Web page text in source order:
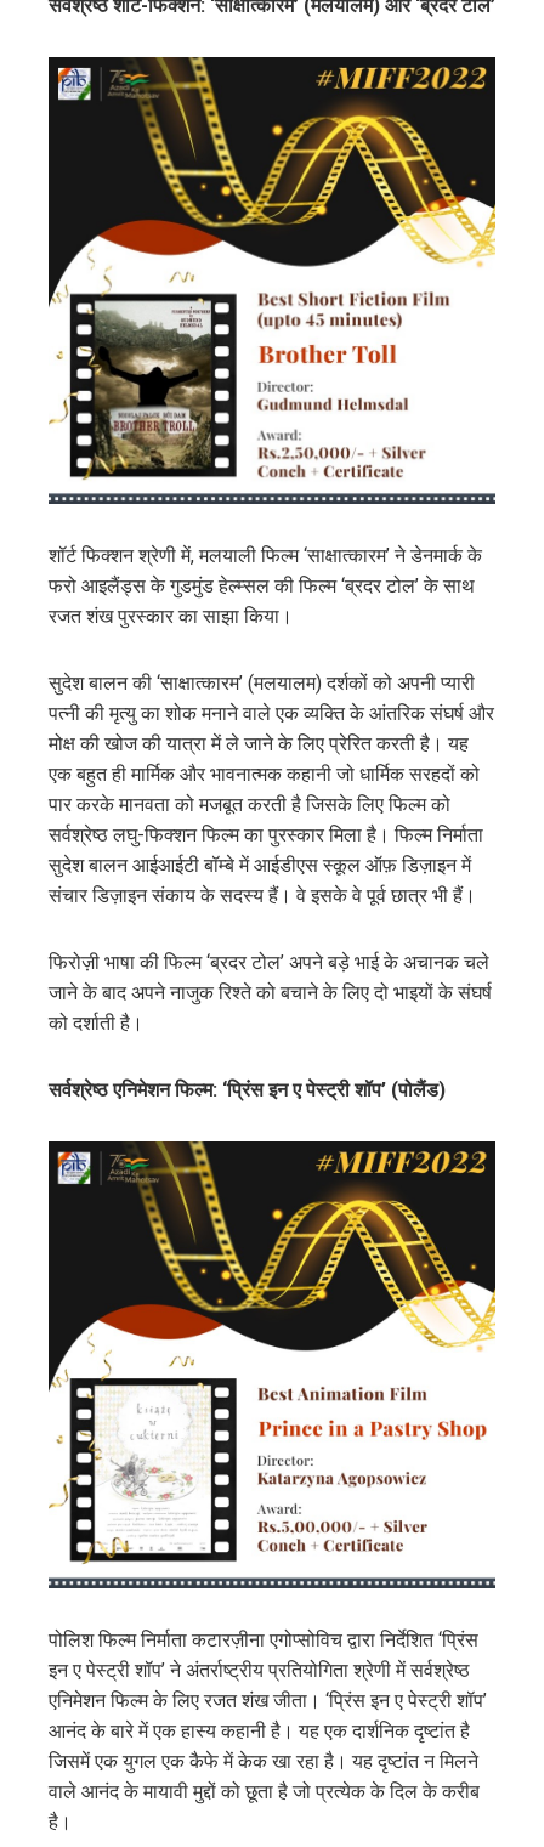
सर्वश्रेष्ठ शॉर्ट-फिक्शन: ‘साक्षात्कारम’ (मलयालम) और ‘ब्रदर टोल’
शॉर्ट फिक्शन श्रेणी में, मलयाली फिल्म ‘साक्षात्कारम’ ने डेनमार्क के
फरो आइलैंड्स के गुडमुंड हेल्म्सल की फिल्म ‘ब्रदर टोल’ के साथ
रजत शंख पुरस्कार का साझा किया।
सुदेश बालन की ‘साक्षात्कारम’ (मलयालम) दर्शकों को अपनी प्यारी
पत्नी की मृत्यु का शोक मनाने वाले एक व्यक्ति के आंतरिक संघर्ष और
मोक्ष की खोज की यात्रा में ले जाने के लिए प्रेरित करती है। यह
एक बहुत ही मार्मिक और भावनात्मक कहानी जो धार्मिक सरहदों को
पार करके मानवता को मजबूत करती है जिसके लिए फिल्म को
सर्वश्रेष्ठ लघु-फिक्शन फिल्म का पुरस्कार मिला है। फिल्म निर्माता
सुदेश बालन आईआईटी बॉम्बे में आईडीएस स्कूल ऑफ़ डिज़ाइन में
संचार डिज़ाइन संकाय के सदस्य हैं। वे इसके वे पूर्व छात्र भी हैं।
फिरोज़ी भाषा की फिल्म ‘ब्रदर टोल’ अपने बड़े भाई के अचानक चले
जाने के बाद अपने नाजुक रिश्ते को बचाने के लिए दो भाइयों के संघर्ष
को दर्शाती है।
सर्वश्रेष्ठ एनिमेशन फिल्म: ‘प्रिंस इन ए पेस्ट्री शॉप’ (पोलैंड)
पोलिश फिल्म निर्माता कटारज़ीना एगोप्सोविच द्वारा निर्देशित ‘प्रिंस
इन ए पेस्ट्री शॉप’ ने अंतर्राष्ट्रीय प्रतियोगिता श्रेणी में सर्वश्रेष्ठ
एनिमेशन फिल्म के लिए रजत शंख जीता। ‘प्रिंस इन ए पेस्ट्री शॉप’
आनंद के बारे में एक हास्य कहानी है। यह एक दार्शनिक दृष्टांत है
जिसमें एक युगल एक कैफे में केक खा रहा है। यह दृष्टांत न मिलने
वाले आनंद के मायावी मुद्दों को छूता है जो प्रत्येक के दिल के करीब
है।